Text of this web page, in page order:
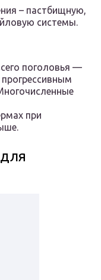
– пастбищную,
системы.
поголовья —
при